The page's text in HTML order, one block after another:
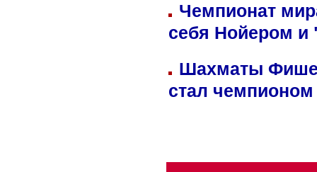
Чемпионат
себя Нойером и
Шахматы
стал